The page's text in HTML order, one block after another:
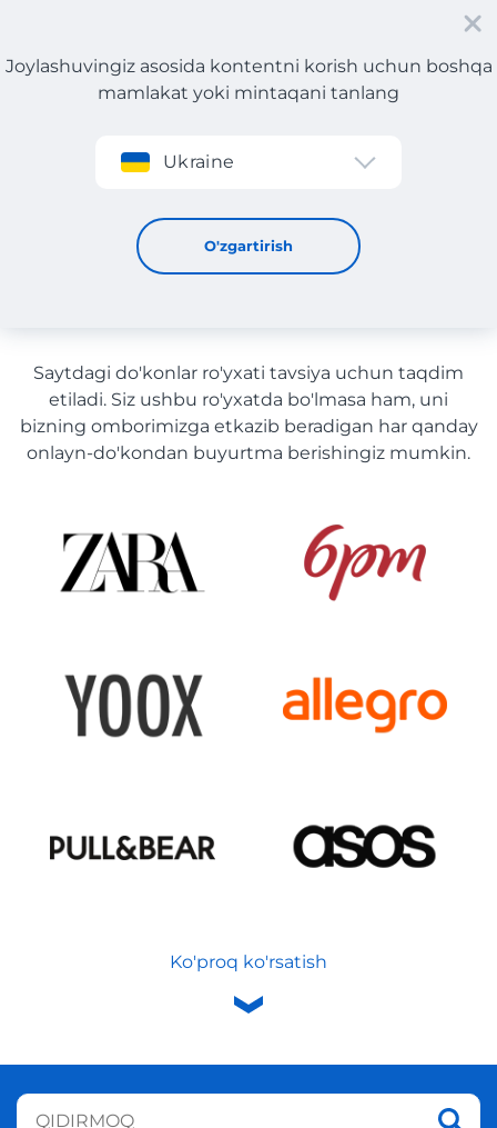
Roʻyxatdan oʻtish
Joylashuvingiz asosida kontentni korish uchun boshqa
mamlakat yoki mintaqani tanlang
Ukraine
O'zgartirish
Kompyuterlar va noutbuklar yetkazib berish bilan
O'zbekiston
Kompyuterlar va noutbuklar
yetkazib berish bilan
Saytdagi do'konlar ro'yxati tavsiya uchun taqdim
etiladi. Siz ushbu ro'yxatda bo'lmasa ham, uni
bizning omborimizga etkazib beradigan har qanday
onlayn-do'kondan buyurtma berishingiz mumkin.
Ko'proq ko'rsatish